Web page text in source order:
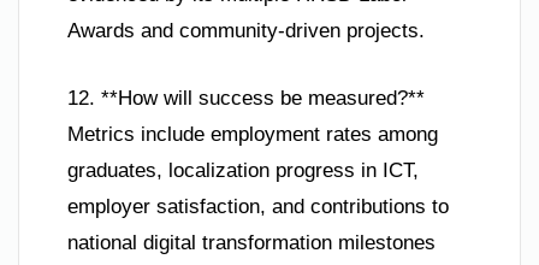
Awards and community-driven projects.
12. **How will success be measured?**
Metrics include employment rates among
graduates, localization progress in ICT,
employer satisfaction, and contributions to
national digital transformation milestones